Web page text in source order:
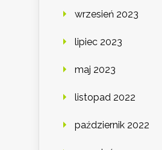
wrzesień 2023
lipiec 2023
maj 2023
listopad 2022
październik 2022